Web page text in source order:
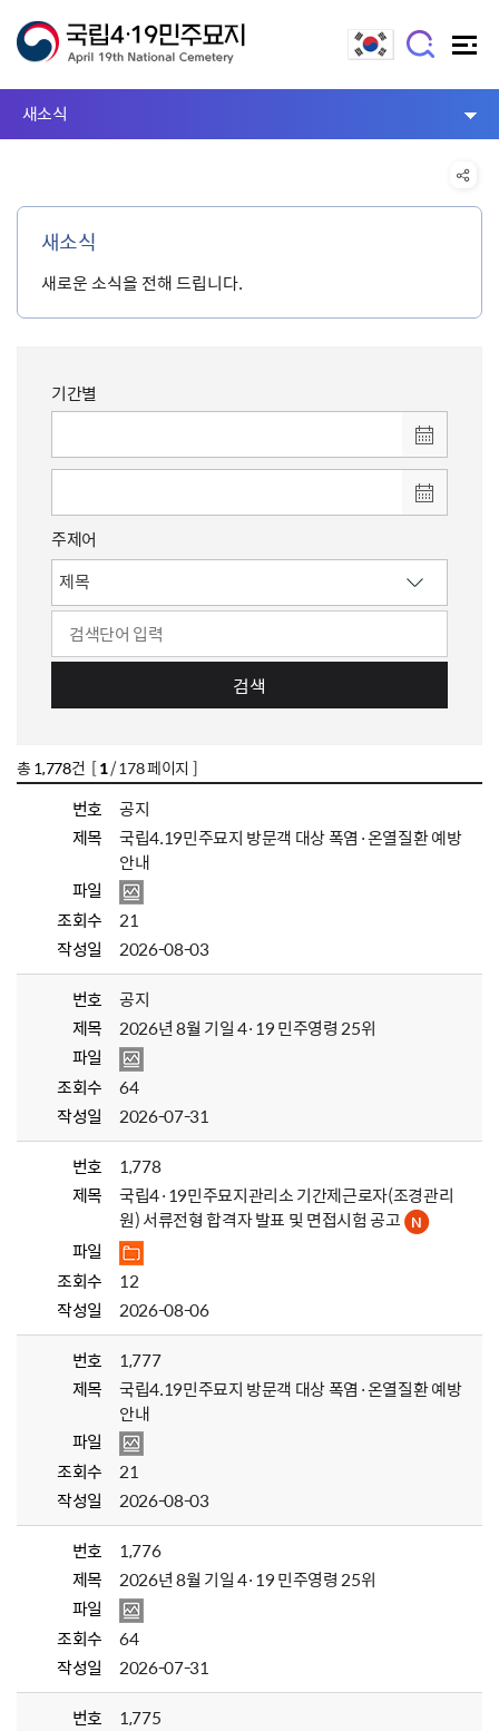
새소식
새소식
새로운 소식을 전해 드립니다.
기간별
주제어
검색
총 1,778건 [1/ 178 페이지 ]
번호
공지
제목
국립4.19민주묘지 방문객 대상 폭염·온열질환 예방
안내
파일
조회수
21
작성일
2026-08-03
번호
공지
제목
2026년 8월 기일 4·19 민주영령 25위
파일
조회수
64
작성일
2026-07-31
번호
1,778
제목
국립4·19민주묘지관리소 기간제근로자(조경관리
원) 서류전형 합격자 발표 및 면접시험 공고
파일
조회수
12
작성일
2026-08-06
번호
1,777
제목
국립4.19민주묘지 방문객 대상 폭염·온열질환 예방
안내
파일
조회수
21
작성일
2026-08-03
번호
1,776
제목
2026년 8월 기일 4·19 민주영령 25위
파일
조회수
64
작성일
2026-07-31
번호
1,775